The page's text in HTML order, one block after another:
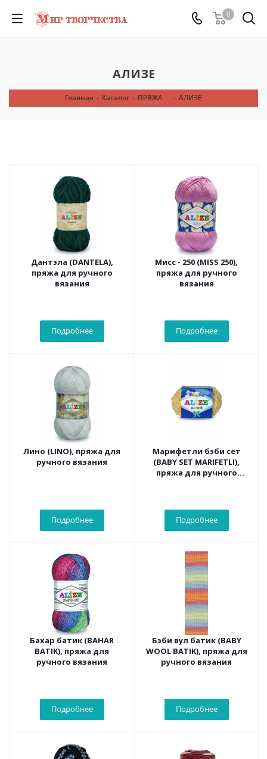
0
АЛИЗЕ
Главная - Каталог - ПРЯЖА - АЛИЗЕ
Дантэла (DANTELA),
пряжа для ручного
вязания
Подробнее
Мисс - 250 (MISS 250),
пряжа для ручного
вязания
Подробнее
Лино (LINO), пряжа для
ручного вязания
Подробнее
Марифетли бэби сет
(BABY SET MARIFETLI),
пряжа для ручного
Подробнее
Бахар батик (BAHAR
BATIK), пряжа для
ручного вязания
Подробнее
Бэби вул батик (BABY
WOOL BATIK), пряжа для
ручного вязания
Подробнее